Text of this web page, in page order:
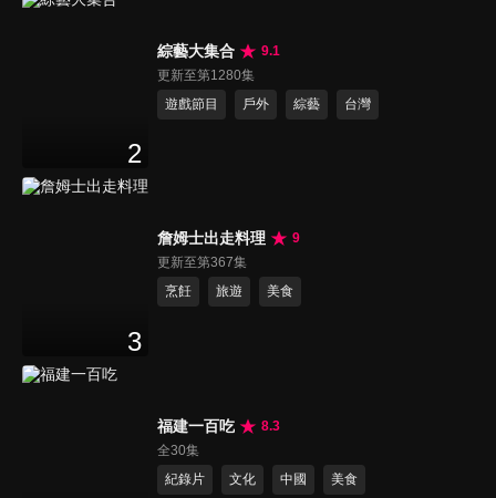
2
綜藝大集合
9.1
更新至第1280集
遊戲節目
戶外 綜藝 台灣
3
詹姆士出走料理
9
更新至第367集
烹飪
旅遊 美食
福建一百吃
8.3
全30集
紀錄片
文化 中國 美食